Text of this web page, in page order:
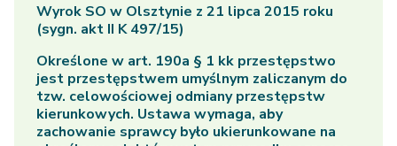
Wyrok SO w Olsztynie z 21 lipca 2015 roku
(sygn. akt II K 497/15)
Określone w art. 190a § 1 kk przestępstwo
jest przestępstwem umyślnym zaliczanym do
tzw. celowościowej odmiany przestępstw
kierunkowych. Ustawa wymaga, aby
zachowanie sprawcy było ukierunkowane na